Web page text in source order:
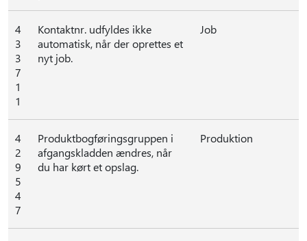
4
3
3
7
1
1
Kontaktnr. udfyldes ikke
automatisk, når der oprettes et
nyt job.
Job
4
2
9
5
4
7
Produktbogføringsgruppen i
afgangskladden ændres, når
du har kørt et opslag.
Produktion